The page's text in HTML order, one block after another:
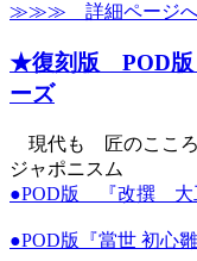
≫≫≫ 詳細ページ
★復刻版 POD版
ーズ
現代も 匠のここ
ジャポニスム
●POD版 『改撰 大
●POD版『當世 初心